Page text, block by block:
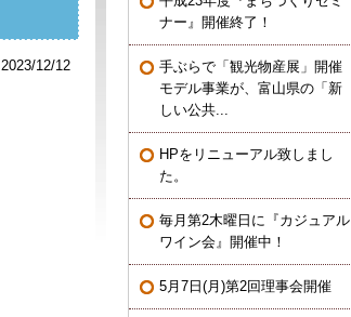
2023/12/12
ナー』開催終了！
手ぶらで「観光物産展」開催
モデル事業が、富山県の「新
しい公共...
HPをリニューアル致しまし
た。
毎月第2木曜日に『カジュアル
ワイン会』開催中！
5月7日(月)第2回理事会開催